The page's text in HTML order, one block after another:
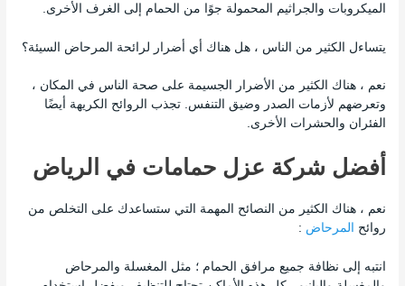
الميكروبات والجراثيم المحمولة جوًا من الحمام إلى الغرف الأخرى.
يتساءل الكثير من الناس ، هل هناك أي أضرار لرائحة المرحاض السيئة؟
نعم ، هناك الكثير من الأضرار الجسيمة على صحة الناس في المكان ،
وتعرضهم لأزمات الصدر وضيق التنفس. تجذب الروائح الكريهة أيضًا
الفئران والحشرات الأخرى.
أفضل شركة عزل حمامات في الرياض
نعم ، هناك الكثير من النصائح المهمة التي ستساعدك على التخلص من
روائح
المرحاض :
انتبه إلى نظافة جميع مرافق الحمام ؛ مثل المغسلة والمرحاض